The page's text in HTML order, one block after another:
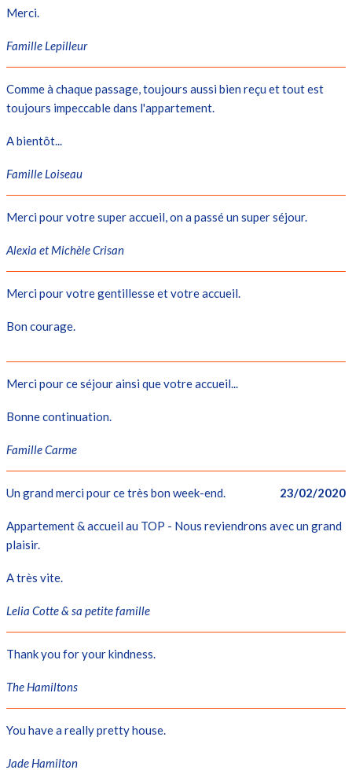
Merci.
Famille Lepilleur
Comme à chaque passage, toujours aussi bien reçu et tout est
toujours impeccable dans l'appartement.
A bientôt...
Famille Loiseau
Merci pour votre super accueil, on a passé un super séjour.
Alexia et Michèle Crisan
Merci pour votre gentillesse et votre accueil.
Bon courage.
Merci pour ce séjour ainsi que votre accueil...
Bonne continuation.
Famille Carme
23/02/2020
Un grand merci pour ce très bon week-end.
Appartement & accueil au TOP - Nous reviendrons avec un grand
plaisir.
A très vite.
Lelia Cotte & sa petite famille
Thank you for your kindness.
The Hamiltons
You have a really pretty house.
Jade Hamilton